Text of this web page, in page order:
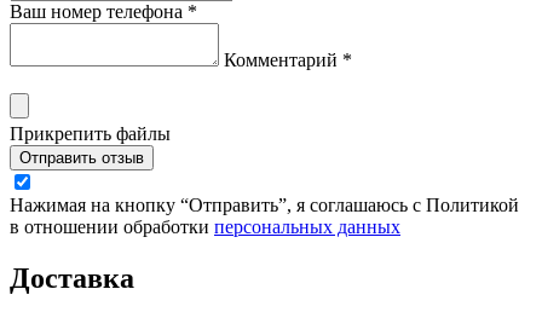
Ваш номер телефона *
Комментарий *
Прикрепить файлы
Отправить отзыв
Нажимая на кнопку “Отправить”, я соглашаюсь с Политикой
в отношении обработки персональных данных
Доставка